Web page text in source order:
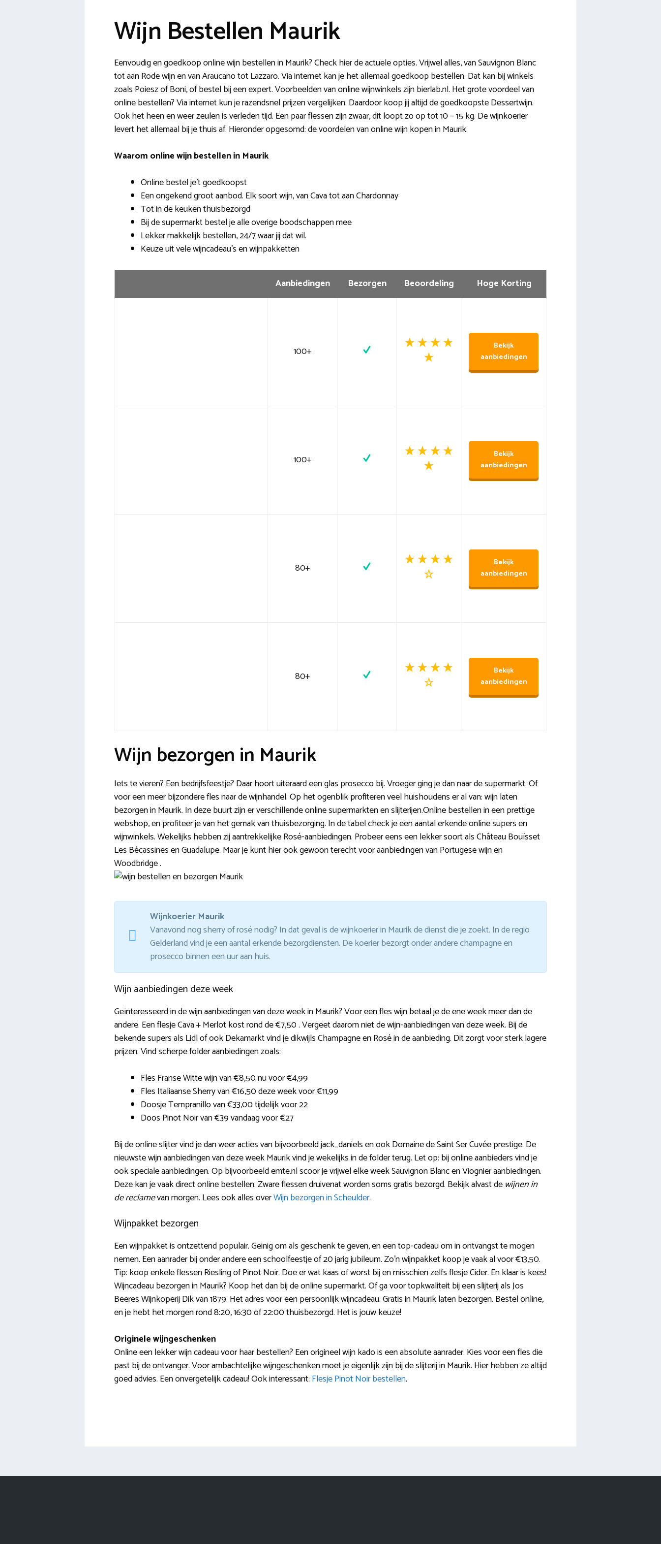
Wijn Bestellen Maurik
Eenvoudig en goedkoop online wijn bestellen in Maurik? Check hier de actuele opties. Vrijwel alles, van Sauvignon Blanc
tot aan Rode wijn en van Araucano tot Lazzaro. Via internet kan je het allemaal goedkoop bestellen. Dat kan bij winkels
zoals Poiesz of Boni, of bestel bij een expert. Voorbeelden van online wijnwinkels zijn bierlab.nl. Het grote voordeel van
online bestellen? Via internet kun je razendsnel prijzen vergelijken. Daardoor koop jij altijd de goedkoopste Dessertwijn.
Ook het heen en weer zeulen is verleden tijd. Een paar flessen zijn zwaar, dit loopt zo op tot 10 – 15 kg. De wijnkoerier
levert het allemaal bij je thuis af. Hieronder opgesomd: de voordelen van online wijn kopen in Maurik.
Waarom online wijn bestellen in Maurik
Online bestel je’t goedkoopst
Een ongekend groot aanbod. Elk soort wijn, van Cava tot aan Chardonnay
Tot in de keuken thuisbezorgd
Bij de supermarkt bestel je alle overige boodschappen mee
Lekker makkelijk bestellen, 24/7 waar jij dat wil.
Keuze uit vele wijncadeau’s en wijnpakketten
Aanbiedingen Bezorgen Beoordeling Hoge Korting
100+
Bekijk
aanbiedingen
100+
Bekijk
aanbiedingen
80+
Bekijk
aanbiedingen
80+
Bekijk
aanbiedingen
Wijn bezorgen in Maurik
Iets te vieren? Een bedrijfsfeestje? Daar hoort uiteraard een glas prosecco bij. Vroeger ging je dan naar de supermarkt. Of
voor een meer bijzondere fles naar de wijnhandel. Op het ogenblik profiteren veel huishoudens er al van: wijn laten
bezorgen in Maurik. In deze buurt zijn er verschillende online supermarkten en slijterijen.Online bestellen in een prettige
webshop, en profiteer je van het gemak van thuisbezorging. In de tabel check je een aantal erkende online supers en
wijnwinkels. Wekelijks hebben zij aantrekkelijke Rosé-aanbiedingen. Probeer eens een lekker soort als Château Bouïsset
Les Bécassines en Guadalupe. Maar je kunt hier ook gewoon terecht voor aanbiedingen van Portugese wijn en
Woodbridge .
Wijnkoerier Maurik
Vanavond nog sherry of rosé nodig? In dat geval is de wijnkoerier in Maurik de dienst die je zoekt. In de regio
Gelderland vind je een aantal erkende bezorgdiensten. De koerier bezorgt onder andere champagne en
prosecco binnen een uur aan huis.
Wijn aanbiedingen deze week
Geïnteresseerd in de wijn aanbiedingen van deze week in Maurik? Voor een fles wijn betaal je de ene week meer dan de
andere. Een flesje Cava + Merlot kost rond de €7,50 . Vergeet daarom niet de wijn-aanbiedingen van deze week. Bij de
bekende supers als Lidl of ook Dekamarkt vind je dikwijls Champagne en Rosé in de aanbieding. Dit zorgt voor sterk lagere
prijzen. Vind scherpe folder aanbiedingen zoals:
Fles Franse Witte wijn van €8,50 nu voor €4,99
Fles Italiaanse Sherry van €16,50 deze week voor €11,99
Doosje Tempranillo van €33,00 tijdelijk voor 22
Doos Pinot Noir van €39 vandaag voor €27
Bij de online slijter vind je dan weer acties van bijvoorbeeld jack_daniels en ook Domaine de Saint Ser Cuvée prestige. De
nieuwste wijn aanbiedingen van deze week Maurik vind je wekelijks in de folder terug. Let op: bij online aanbieders vind je
ook speciale aanbiedingen. Op bijvoorbeeld emte.nl scoor je vrijwel elke week Sauvignon Blanc en Viognier aanbiedingen.
Deze kan je vaak direct online bestellen. Zware flessen druivenat worden soms gratis bezorgd. Bekijk alvast de wijnen in
de reclamevan morgen. Lees ook alles overWijn bezorgen in Scheulder.
Wijnpakket bezorgen
Een wijnpakket is ontzettend populair. Geinig om als geschenk te geven, en een top-cadeau om in ontvangst te mogen
nemen. Een aanrader bij onder andere een schoolfeestje of 20 jarig jubileum. Zo’n wijnpakket koop je vaak al voor €13,50.
Tip: koop enkele flessen Riesling of Pinot Noir. Doe er wat kaas of worst bij en misschien zelfs flesje Cider. En klaar is kees!
Wijncadeau bezorgen in Maurik? Koop het dan bij de online supermarkt. Of ga voor topkwaliteit bij een slijterij als Jos
Beeres Wijnkoperij Dik van 1879. Het adres voor een persoonlijk wijncadeau. Gratis in Maurik laten bezorgen. Bestel online,
en je hebt het morgen rond 8:20, 16:30 of 22:00 thuisbezorgd. Het is jouw keuze!
Originele wijngeschenken
Online een lekker wijn cadeau voor haar bestellen? Een origineel wijn kado is een absolute aanrader. Kies voor een fles die
past bij de ontvanger. Voor ambachtelijke wijngeschenken moet je eigenlijk zijn bij de slijterij in Maurik. Hier hebben ze altijd
goed advies. Een onvergetelijk cadeau! Ook interessant: Flesje Pinot Noir bestellen.